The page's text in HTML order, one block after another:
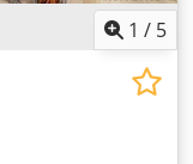
1 / 5